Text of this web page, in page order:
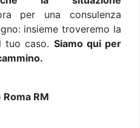
per una consulenza
insieme troveremo la
tuo caso. Siamo qui per
RM